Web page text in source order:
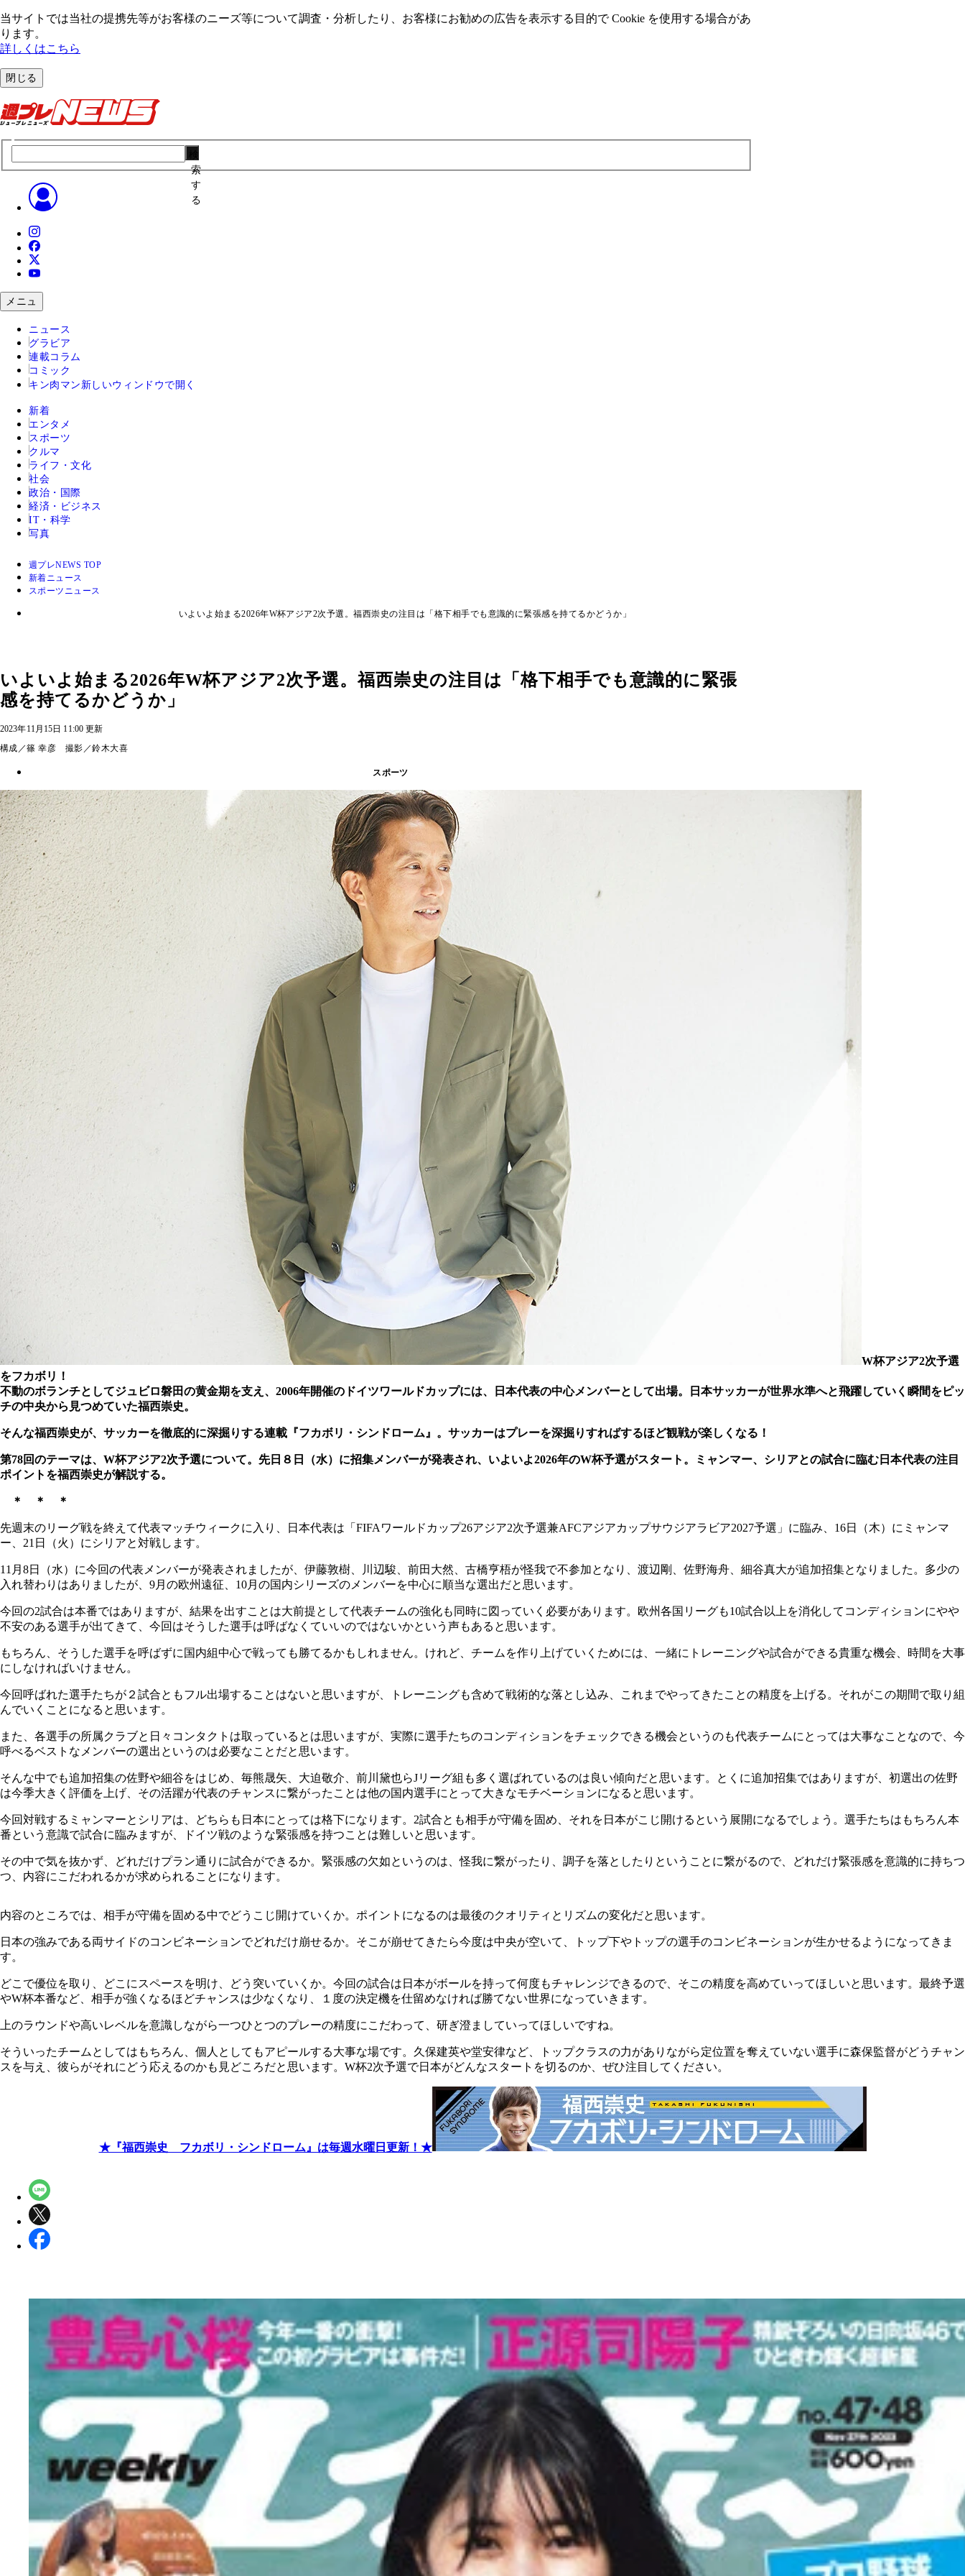
当サイトでは当社の提携先等がお客様のニーズ等について調査・分析したり、お客様にお勧めの広告を表⽰する⽬的で Cookie を使⽤する場合があ
ります。
詳しくはこちら
閉じる
索
す
る
メニュ
ニュース
グラビア
連載コラム
コミック
キン肉マン 新しいウィンドウで開く
新着
エンタメ
スポーツ
クルマ
ライフ・文化
社会
政治・国際
経済・ビジネス
IT・科学
写真
週プレNEWS TOP
新着ニュース
スポーツニュース
いよいよ始まる2026年W杯アジア2次予選。福西崇史の注目は「格下相手でも意識的に緊張感を持てるかどうか」
いよいよ始まる2026年W杯アジア2次予選。福西崇史の注目は「格下相手でも意識的に緊張
感を持てるかどうか」
2023年11月15日 11:00 更新
構成／篠 幸彦 撮影／鈴木大喜
スポーツ
W杯アジア2次予選
をフカボリ！
不動のボランチとしてジュビロ磐田の黄金期を支え、2006年開催のドイツワールドカップには、日本代表の中心メンバーとして出場。日本サッカーが世界水準へと飛躍していく瞬間をピッ
チの中央から見つめていた福西崇史。
そんな福西崇史が、サッカーを徹底的に深掘りする連載『フカボリ・シンドローム』。サッカーはプレーを深掘りすればするほど観戦が楽しくなる！
第78回のテーマは、W杯アジア2次予選について。先日８日（水）に招集メンバーが発表され、いよいよ2026年のW杯予選がスタート。ミャンマー、シリアとの試合に臨む日本代表の注目
ポイントを福西崇史が解説する。
＊ ＊ ＊
先週末のリーグ戦を終えて代表マッチウィークに入り、日本代表は「FIFAワールドカップ26アジア2次予選兼AFCアジアカップサウジアラビア2027予選」に臨み、16日（木）にミャンマ
ー、21日（火）にシリアと対戦します。
11月8日（水）に今回の代表メンバーが発表されましたが、伊藤敦樹、川辺駿、前田大然、古橋亨梧が怪我で不参加となり、渡辺剛、佐野海舟、細谷真大が追加招集となりました。多少の
入れ替わりはありましたが、9月の欧州遠征、10月の国内シリーズのメンバーを中心に順当な選出だと思います。
今回の2試合は本番ではありますが、結果を出すことは大前提として代表チームの強化も同時に図っていく必要があります。欧州各国リーグも10試合以上を消化してコンディションにやや
不安のある選手が出てきて、今回はそうした選手は呼ばなくていいのではないかという声もあると思います。
もちろん、そうした選手を呼ばずに国内組中心で戦っても勝てるかもしれません。けれど、チームを作り上げていくためには、一緒にトレーニングや試合ができる貴重な機会、時間を大事
にしなければいけません。
今回呼ばれた選手たちが２試合ともフル出場することはないと思いますが、トレーニングも含めて戦術的な落とし込み、これまでやってきたことの精度を上げる。それがこの期間で取り組
んでいくことになると思います。
また、各選手の所属クラブと日々コンタクトは取っているとは思いますが、実際に選手たちのコンディションをチェックできる機会というのも代表チームにとっては大事なことなので、今
呼べるベストなメンバーの選出というのは必要なことだと思います。
そんな中でも追加招集の佐野や細谷をはじめ、毎熊晟矢、大迫敬介、前川黛也らJリーグ組も多く選ばれているのは良い傾向だと思います。とくに追加招集ではありますが、初選出の佐野
は今季大きく評価を上げ、その活躍が代表のチャンスに繋がったことは他の国内選手にとって大きなモチベーションになると思います。
今回対戦するミャンマーとシリアは、どちらも日本にとっては格下になります。2試合とも相手が守備を固め、それを日本がこじ開けるという展開になるでしょう。選手たちはもちろん本
番という意識で試合に臨みますが、ドイツ戦のような緊張感を持つことは難しいと思います。
その中で気を抜かず、どれだけプラン通りに試合ができるか。緊張感の欠如というのは、怪我に繋がったり、調子を落としたりということに繋がるので、どれだけ緊張感を意識的に持ちつ
つ、内容にこだわれるかが求められることになります。
内容のところでは、相手が守備を固める中でどうこじ開けていくか。ポイントになるのは最後のクオリティとリズムの変化だと思います。
日本の強みである両サイドのコンビネーションでどれだけ崩せるか。そこが崩せてきたら今度は中央が空いて、トップ下やトップの選手のコンビネーションが生かせるようになってきま
す。
どこで優位を取り、どこにスペースを明け、どう突いていくか。今回の試合は日本がボールを持って何度もチャレンジできるので、そこの精度を高めていってほしいと思います。最終予選
やW杯本番など、相手が強くなるほどチャンスは少なくなり、１度の決定機を仕留めなければ勝てない世界になっていきます。
上のラウンドや高いレベルを意識しながら一つひとつのプレーの精度にこだわって、研ぎ澄ましていってほしいですね。
そういったチームとしてはもちろん、個人としてもアピールする大事な場です。久保建英や堂安律など、トップクラスの力がありながら定位置を奪えていない選手に森保監督がどうチャン
スを与え、彼らがそれにどう応えるのかも見どころだと思います。W杯2次予選で日本がどんなスタートを切るのか、ぜひ注目してください。
★『福西崇史 フカボリ・シンドローム』は毎週水曜日更新！★